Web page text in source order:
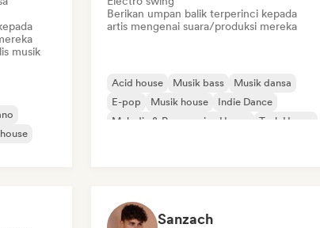
musik
Berikan umpan balik terperinci kepada
artis mengenai suara/produksi mereka
Acid house Musik bass
Musik dansa
E-pop
Musik house
Indie Dance
Melodic & Progressive House
Tech House
Sanzach